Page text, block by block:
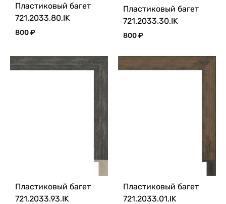
Пластиковый багет
721.2033.80.IK
800₽
Пластиковый багет
721.2033.30.IK
800₽
Пластиковый багет
721.2033.93.IK
Пластиковый багет
721.2033.01.IK